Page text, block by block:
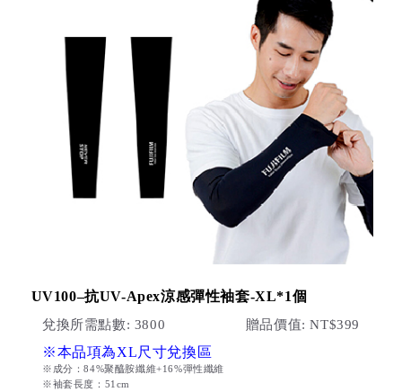
UV100–抗UV-Apex涼感彈性袖套-XL*1個
兌換所需點數: 3800 贈品價值: NT$399
※本品項為XL尺寸兌換區
※成分：84%聚醯胺纖維+16%彈性纖維
※袖套長度：51cm